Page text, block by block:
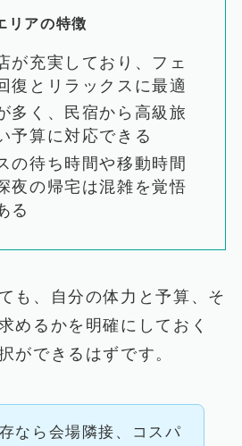
リアの特徴
が充実しており、フェ
復とリラックスに最適
多く、民宿から高級旅
予算に対応できる
の待ち時間や移動時間
夜の帰宅は混雑を覚悟
る
も、自分の体力と予算、そ
めるかを明確にしておく
ができるはずです。
なら会場隣接、コスパ